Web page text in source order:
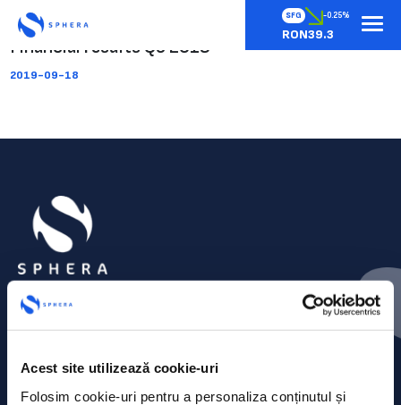
Acest site utilizează cookie-uri
Folosim cookie-uri pentru a personaliza conținutul și
SFG -0.25%
RON39.3
Financial results Q3 2019
2019-09-18